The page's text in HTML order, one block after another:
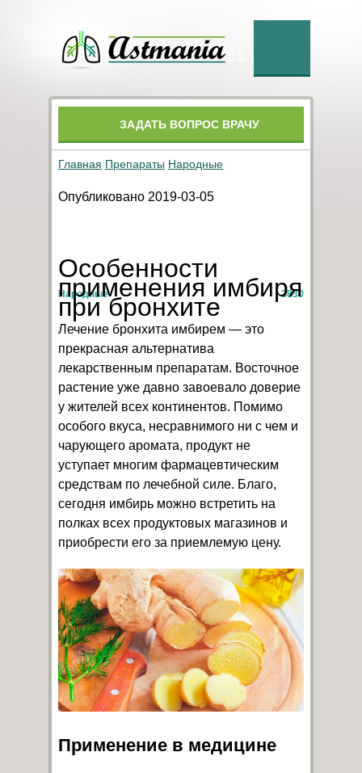
ЗАДАТЬ ВОПРОС ВРАЧУ
Главная Препараты Народные
Опубликовано 2019-03-05
Особенности
применения имбиря
при бронхите
Народные 3830
Лечение бронхита имбирем — это
прекрасная альтернатива
лекарственным препаратам. Восточное
растение уже давно завоевало доверие
у жителей всех континентов. Помимо
особого вкуса, несравнимого ни с чем и
чарующего аромата, продукт не
уступает многим фармацевтическим
средствам по лечебной силе. Благо,
сегодня имбирь можно встретить на
полках всех продуктовых магазинов и
приобрести его за приемлемую цену.
Применение в медицине